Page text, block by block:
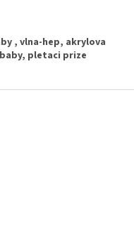
, vlna-hep, akrylova
pletaci prize